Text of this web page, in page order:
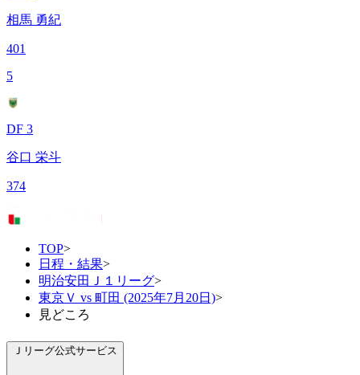
相馬 勇紀
401
5
DF 3
谷口 栄斗
374
TOP>
日程・結果>
明治安田Ｊ１リーグ>
東京Ｖ vs 町田 (2025年7月20日)>
見どころ
Ｊリーグ公式サービス